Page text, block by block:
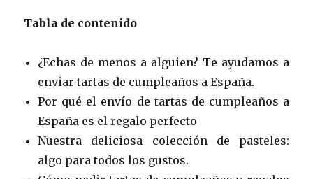
Tabla de contenido
¿Echas de menos a alguien? Te ayudamos a
enviar tartas de cumpleaños a España.
Por qué el envío de tartas de cumpleaños a
España es el regalo perfecto
Nuestra deliciosa colección de pasteles:
algo para todos los gustos.